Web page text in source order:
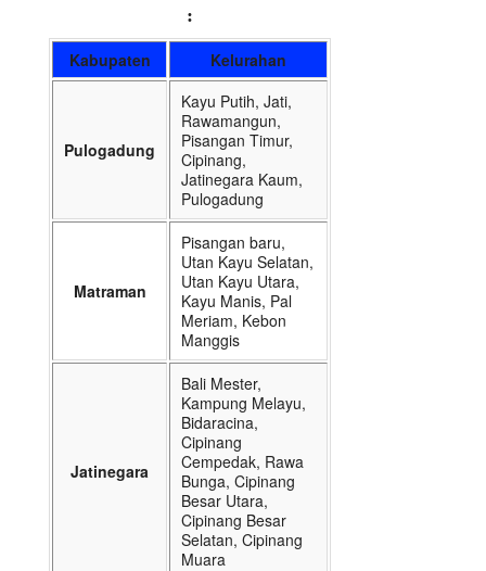
:
Kabupaten Kelurahan
Pulogadung
Kayu Putih, Jati,
Rawamangun,
Pisangan Timur,
Cipinang,
Jatinegara Kaum,
Pulogadung
Matraman
Pisangan baru,
Utan Kayu Selatan,
Utan Kayu Utara,
Kayu Manis, Pal
Meriam, Kebon
Manggis
Jatinegara
Bali Mester,
Kampung Melayu,
Bidaracina,
Cipinang
Cempedak, Rawa
Bunga, Cipinang
Besar Utara,
Cipinang Besar
Selatan, Cipinang
Muara